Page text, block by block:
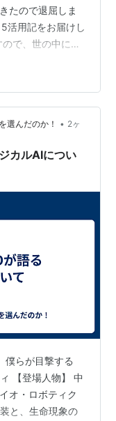
たので退屈しま
活用記をお届けし
で、世の中に多
いたします🙏
選んだのか！ • 2ヶ
カルAIについ
僕らが目撃する
【登場人物】 中
オ・ロボティク
と、生命現象の